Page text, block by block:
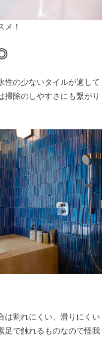
メ！
性の少ないタイルが適して
掃除のしやすさにも繋がり
は割れにくい、滑りにくい
足で触れるものなので怪我